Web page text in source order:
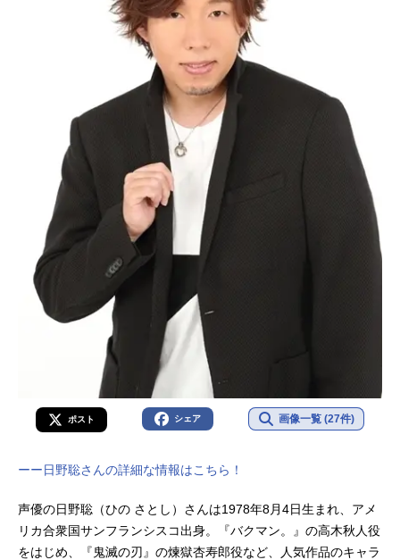
ポスト シェア 画像一覧 (27件)
ーー日野聡さんの詳細な情報はこちら！
声優の日野聡（ひの さとし）さんは1978年8月4日生まれ、アメ
リカ合衆国サンフランシスコ出身。『バクマン。』の高木秋人役
をはじめ、『鬼滅の刃』の煉獄杏寿郎役など、人気作品のキャラ